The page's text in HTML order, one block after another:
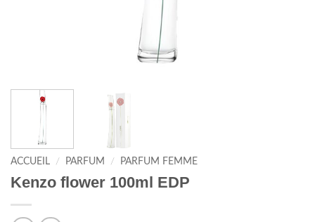
ACCUEIL / PARFUM / PARFUM FEMME
Kenzo flower 100ml EDP